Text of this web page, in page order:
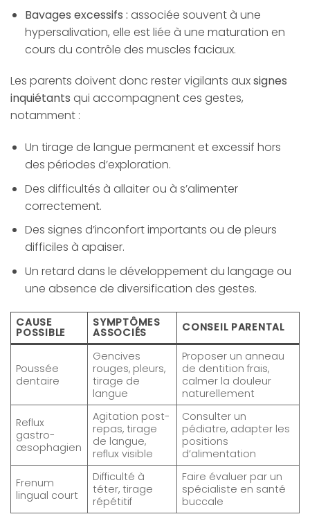
Bavages excessifs : associée souvent à une
hypersalivation, elle est liée à une maturation en
cours du contrôle des muscles faciaux.
Les parents doivent donc rester vigilants auxsignes
inquiétants qui accompagnent ces gestes,
notamment :
Un tirage de langue permanent et excessif hors
des périodes d’exploration.
Des difficultés à allaiter ou à s’alimenter
correctement.
Des signes d’inconfort importants ou de pleurs
difficiles à apaiser.
Un retard dans le développement du langage ou
une absence de diversification des gestes.
CAUSE
POSSIBLE
SYMPTÔMES
ASSOCIÉS CONSEIL PARENTAL
Poussée
dentaire
Gencives
rouges, pleurs,
tirage de
langue
Proposer un anneau
de dentition frais,
calmer la douleur
naturellement
Reflux
gastro-
œsophagien
Agitation post-
repas, tirage
de langue,
reflux visible
Consulter un
pédiatre, adapter les
positions
d’alimentation
Frenum
lingual court
Difficulté à
téter, tirage
répétitif
Faire évaluer par un
spécialiste en santé
buccale